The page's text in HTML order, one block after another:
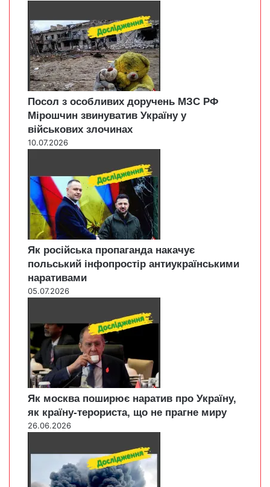
Посол з особливих доручень МЗС РФ
Мірошчин звинуватив Україну у
військових злочинах
10.07.2026
Як російська пропаганда накачує
польський інфопростір антиукраїнськими
наративами
05.07.2026
Як москва поширює наратив про Україну,
як країну-терориста, що не прагне миру
26.06.2026